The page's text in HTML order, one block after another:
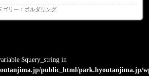
ゴリー：ボルダリング
$query_string in
public_html/park.hyoutanjima.jp/